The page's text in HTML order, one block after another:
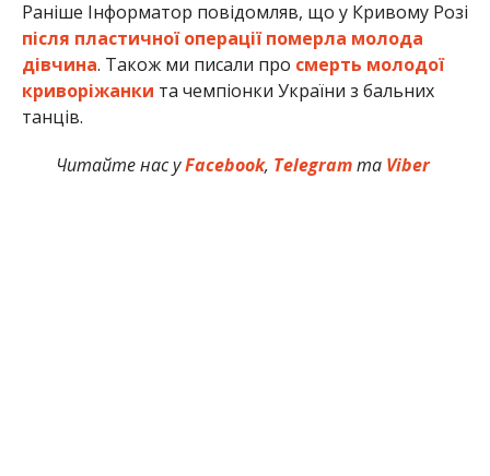
Раніше Інформатор повідомляв, що у Кривому Розі
після пластичної операції померла молода
дівчина. Також ми писали про смерть молодої
криворіжанки та чемпіонки України з бальних
танців.
Читайте нас уFacebook, Telegramта Viber